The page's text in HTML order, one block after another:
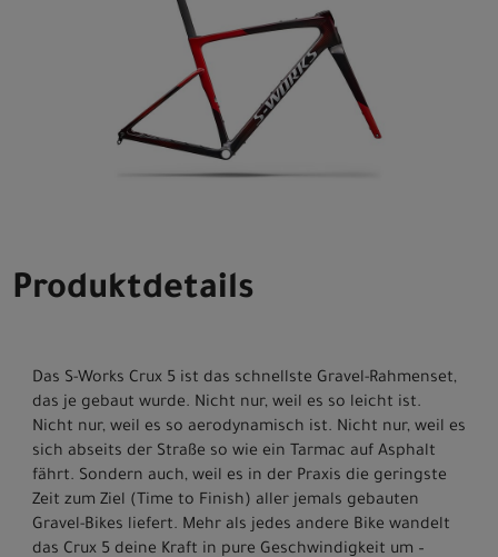
Produktdetails
Das S-Works Crux 5 ist das schnellste Gravel-Rahmenset,
das je gebaut wurde. Nicht nur, weil es so leicht ist.
Nicht nur, weil es so aerodynamisch ist. Nicht nur, weil es
sich abseits der Straße so wie ein Tarmac auf Asphalt
fährt. Sondern auch, weil es in der Praxis die geringste
Zeit zum Ziel (Time to Finish) aller jemals gebauten
Gravel-Bikes liefert. Mehr als jedes andere Bike wandelt
das Crux 5 deine Kraft in pure Geschwindigkeit um –